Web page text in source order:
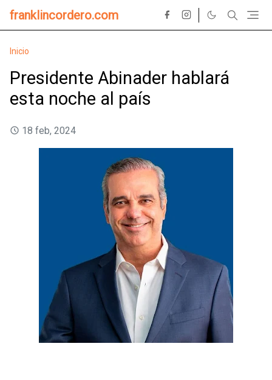
franklincordero.com
Inicio
Presidente Abinader hablará
esta noche al país
18 feb, 2024